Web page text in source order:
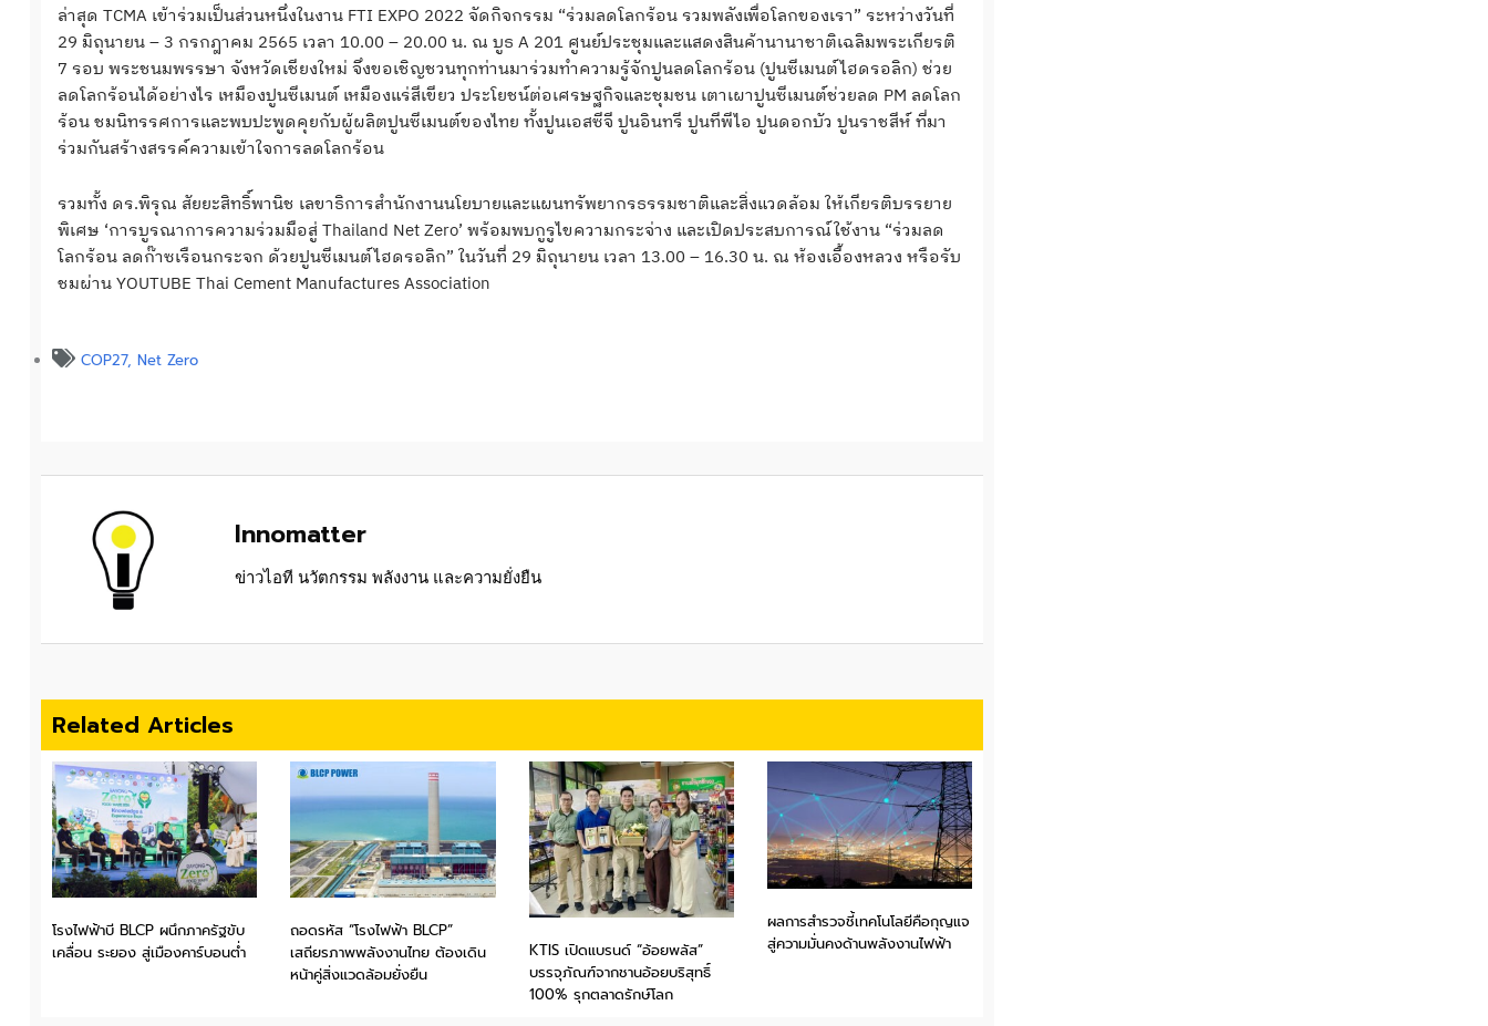
ล่าสุด TCMA เข้าร่วมเป็นส่วนหนึ่งในงาน FTI EXPO 2022 จัดกิจกรรม “ร่วมลดโลกร้อน รวมพลังเพื่อโลกของเรา” ระหว่างวันที่
29 มิถุนายน – 3 กรกฎาคม 2565 เวลา 10.00 – 20.00 น. ณ บูธ A 201 ศูนย์ประชุมและแสดงสินค้านานาชาติเฉลิมพระเกียรติ
7 รอบ พระชนมพรรษา จังหวัดเชียงใหม่ จึงขอเชิญชวนทุกท่านมาร่วมทำความรู้จักปูนลดโลกร้อน (ปูนซีเมนต์ไฮดรอลิก) ช่วย
ลดโลกร้อนได้อย่างไร เหมืองปูนซีเมนต์ เหมืองแร่สีเขียว ประโยชน์ต่อเศรษฐกิจและชุมชน เตาเผาปูนซีเมนต์ช่วยลด PM ลดโลก
ร้อน ชมนิทรรศการและพบปะพูดคุยกับผู้ผลิตปูนซีเมนต์ของไทย ทั้งปูนเอสซีจี ปูนอินทรี ปูนทีพีไอ ปูนดอกบัว ปูนราชสีห์ ที่มา
ร่วมกันสร้างสรรค์ความเข้าใจการลดโลกร้อน
รวมทั้ง ดร.พิรุณ สัยยะสิทธิ์พานิช เลขาธิการสำนักงานนโยบายและแผนทรัพยากรธรรมชาติและสิ่งแวดล้อม ให้เกียรติบรรยาย
พิเศษ ‘การบูรณาการความร่วมมือสู่ Thailand Net Zero’ พร้อมพบกูรูไขความกระจ่าง และเปิดประสบการณ์ใช้งาน “ร่วมลด
โลกร้อน ลดก๊าซเรือนกระจก ด้วยปูนซีเมนต์ไฮดรอลิก” ในวันที่ 29 มิถุนายน เวลา 13.00 – 16.30 น. ณ ห้องเอื้องหลวง หรือรับ
ชมผ่าน YOUTUBE Thai Cement Manufactures Association
COP27, Net Zero
Innomatter
ข่าวไอที นวัตกรรม พลังงาน และความยั่งยืน
Related Articles
โรงไฟฟ้าบี BLCP ผนึกภาครัฐขับ
เคลื่อน ระยอง สู่เมืองคาร์บอนต่ำ
ถอดรหัส “โรงไฟฟ้า BLCP”
เสถียรภาพพลังงานไทย ต้องเดิน
หน้าคู่สิ่งแวดล้อมยั่งยืน
KTIS เปิดแบรนด์ “อ้อยพลัส”
บรรจุภัณฑ์จากชานอ้อยบริสุทธิ์
100% รุกตลาดรักษ์โลก
ผลการสำรวจชี้เทคโนโลยีคือกุญแจ
สู่ความมั่นคงด้านพลังงานไฟฟ้า